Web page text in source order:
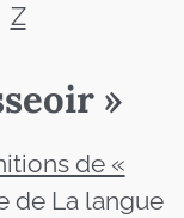
Z
»
de «
de La langue